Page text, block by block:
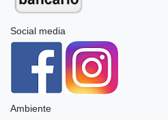
Social media
Ambiente